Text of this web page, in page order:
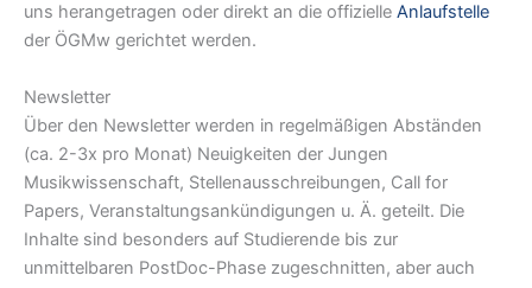
uns herangetragen oder direkt an die offizielle Anlaufstelle
der ÖGMw gerichtet werden.
Newsletter
Über den Newsletter werden in regelmäßigen Abständen
(ca. 2-3x pro Monat) Neuigkeiten der Jungen
Musikwissenschaft, Stellenausschreibungen, Call for
Papers, Veranstaltungsankündigungen u. Ä. geteilt. Die
Inhalte sind besonders auf Studierende bis zur
unmittelbaren PostDoc-Phase zugeschnitten, aber auch